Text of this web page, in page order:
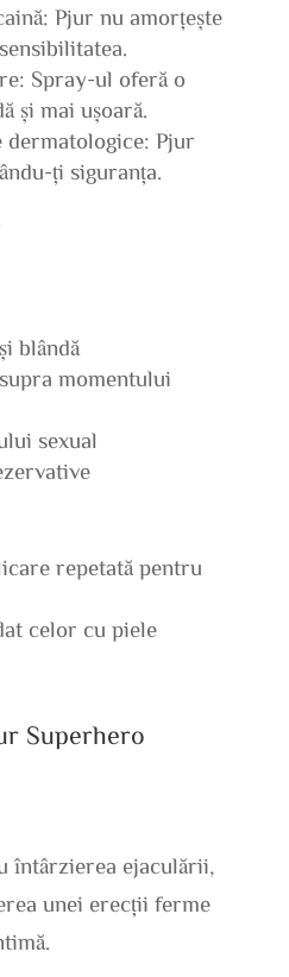
Pjur nu amorțește
Spray-ul oferă o
și mai ușoară.
dermatologice: Pjur
ți siguranța.
blândă
momentului
sexual
repetată pentru
celor cu piele
Superhero
întârzierea ejaculării,
unei erecții ferme